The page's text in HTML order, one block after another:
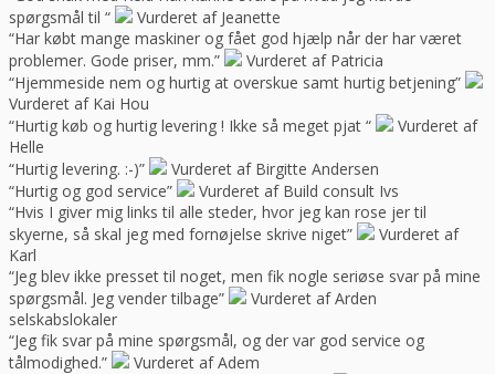
spørgsmål til “
Vurderet af Jeanette
“Har købt mange maskiner og fået god hjælp når der har været
problemer. Gode priser, mm.”
Vurderet af Patricia
“Hjemmeside nem og hurtig at overskue samt hurtig betjening”
Vurderet af Kai Hou
“Hurtig køb og hurtig levering ! Ikke så meget pjat “
Vurderet af
Helle
“Hurtig levering. :-)”
Vurderet af Birgitte Andersen
“Hurtig og god service”
Vurderet af Build consult Ivs
“Hvis I giver mig links til alle steder, hvor jeg kan rose jer til
skyerne, så skal jeg med fornøjelse skrive niget”
Vurderet af
Karl
“Jeg blev ikke presset til noget, men fik nogle seriøse svar på mine
spørgsmål. Jeg vender tilbage”
Vurderet af Arden
selskabslokaler
“Jeg fik svar på mine spørgsmål, og der var god service og
tålmodighed.”
Vurderet af Adem